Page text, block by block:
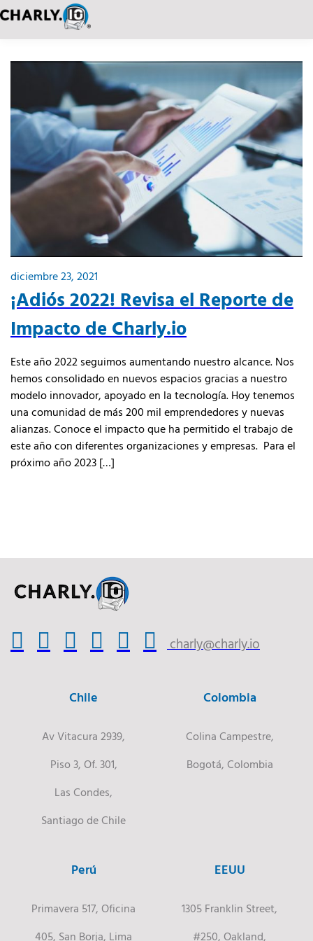
diciembre 23, 2021
¡Adiós 2022! Revisa el Reporte de
Impacto de Charly.io
Este año 2022 seguimos aumentando nuestro alcance. Nos
hemos consolidado en nuevos espacios gracias a nuestro
modelo innovador, apoyado en la tecnología. Hoy tenemos
una comunidad de más 200 mil emprendedores y nuevas
alianzas. Conoce el impacto que ha permitido el trabajo de
este año con diferentes organizaciones y empresas. Para el
próximo año 2023 […]
charly@charly.io
Chile
Av Vitacura 2939,
Piso 3, Of. 301,
Las Condes,
Santiago de Chile
Colombia
Colina Campestre,
Bogotá, Colombia
Perú
Primavera 517, Oficina
405, San Borja, Lima
EEUU
1305 Franklin Street,
#250, Oakland,